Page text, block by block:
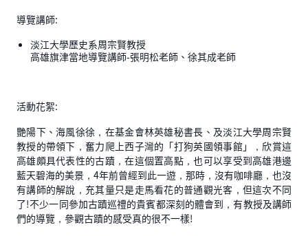
導覽講師:
淡江大學歷史系周宗賢教授
高雄旗津當地導覽講師-張明松老師、徐其成老師
活動花絮:
艷陽下、海風徐徐，在基金會林英雄秘書長、及淡江大學周宗賢
教授的帶領下，奮力爬上西子灣的「打狗英國領事館」，欣賞這
高雄頗具代表性的古蹟，在這個置高點，也可以享受到高雄港邊
藍天碧海的美景，4年前曾經到此一遊，那時，沒有咖啡廳，也沒
有講師的解說，充其量只是走馬看花的普通觀光客，但這次不同
了!不少一同參加古蹟巡禮的貴賓都深刻的體會到，有教授及講師
們的導覽，參觀古蹟的感受真的很不一樣!